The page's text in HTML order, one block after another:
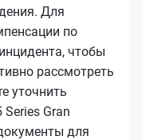
Для
по
чтобы
рассмотреть
уточнить
Gran
для